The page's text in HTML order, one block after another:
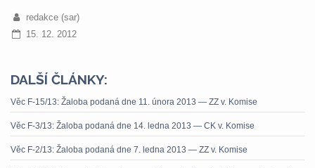
redakce (sar)
15. 12. 2012
DALŠÍ ČLÁNKY:
Věc F-15/13: Žaloba podaná dne 11. února 2013 — ZZ v. Komise
Věc F-3/13: Žaloba podaná dne 14. ledna 2013 — CK v. Komise
Věc F-2/13: Žaloba podaná dne 7. ledna 2013 — ZZ v. Komise